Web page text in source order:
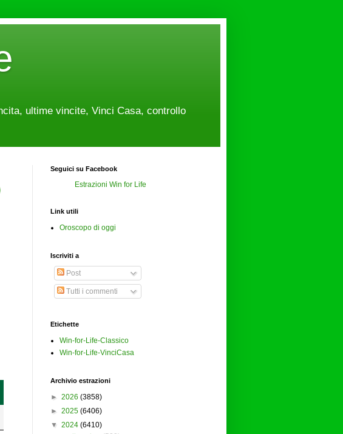
ultime vincite, Vinci Casa, controllo
Seguici su Facebook
Estrazioni Win for Life
Link utili
Oroscopo di oggi
Iscriviti a
Post
Tutti i commenti
Etichette
Win-for-Life-Classico
Win-for-Life-VinciCasa
Archivio estrazioni
► 2026 (3858)
► 2025 (6406)
▼ 2024 (6410)